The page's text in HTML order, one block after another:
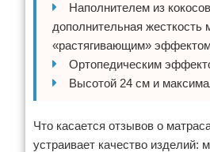
Наполнителем из
дополнительная
«растягивающим»
Ортопедическим
Высотой 24 см и
Что касается отзывов о
устраивает качество